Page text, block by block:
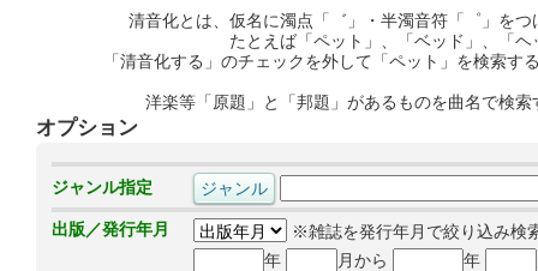
清音化とは、仮名に濁点「゛」・半濁音符「゜」を
たとえば「ペット」、「ベッド」、「
「清音化する」のチェックを外して「ペット」を検索
洋楽等「原題」と「邦題」があるものを曲名で検
オプション
ジャンル指定
出版／発行年月
※雑誌を発行年月で絞り込み検
年
月から 年